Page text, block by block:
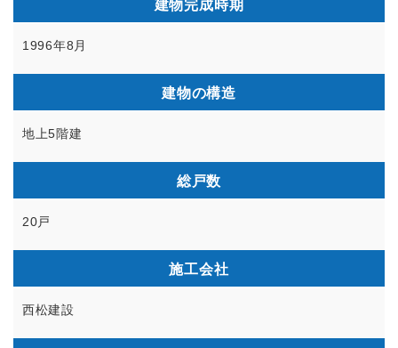
建物完成時期
1996年8月
建物の構造
地上5階建
総戸数
20戸
施工会社
西松建設